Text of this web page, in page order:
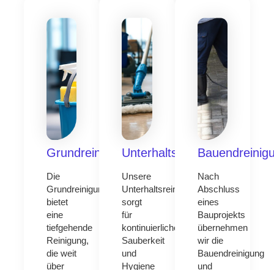
Grundreinigung
Die
Grundreinigung
bietet
eine
tiefgehende
Reinigung,
die weit
über
Unterhaltsreinigung
Unsere
Unterhaltsreinigung
sorgt
für
kontinuierliche
Sauberkeit
und
Hygiene
Nach
Abschluss
eines
Bauprojekts
übernehmen
wir die
Bauendreinigung
und